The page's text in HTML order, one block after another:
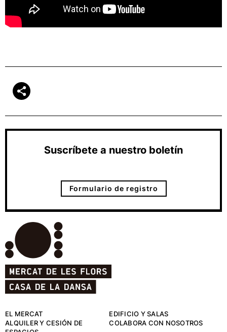
Suscríbete a nuestro boletín
Formulario de registro
EL MERCAT
EDIFICIO Y SALAS
ALQUILER Y CESIÓN DE
COLABORA CON NOSOTROS